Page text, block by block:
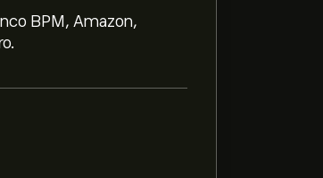
BPM, Amazon,